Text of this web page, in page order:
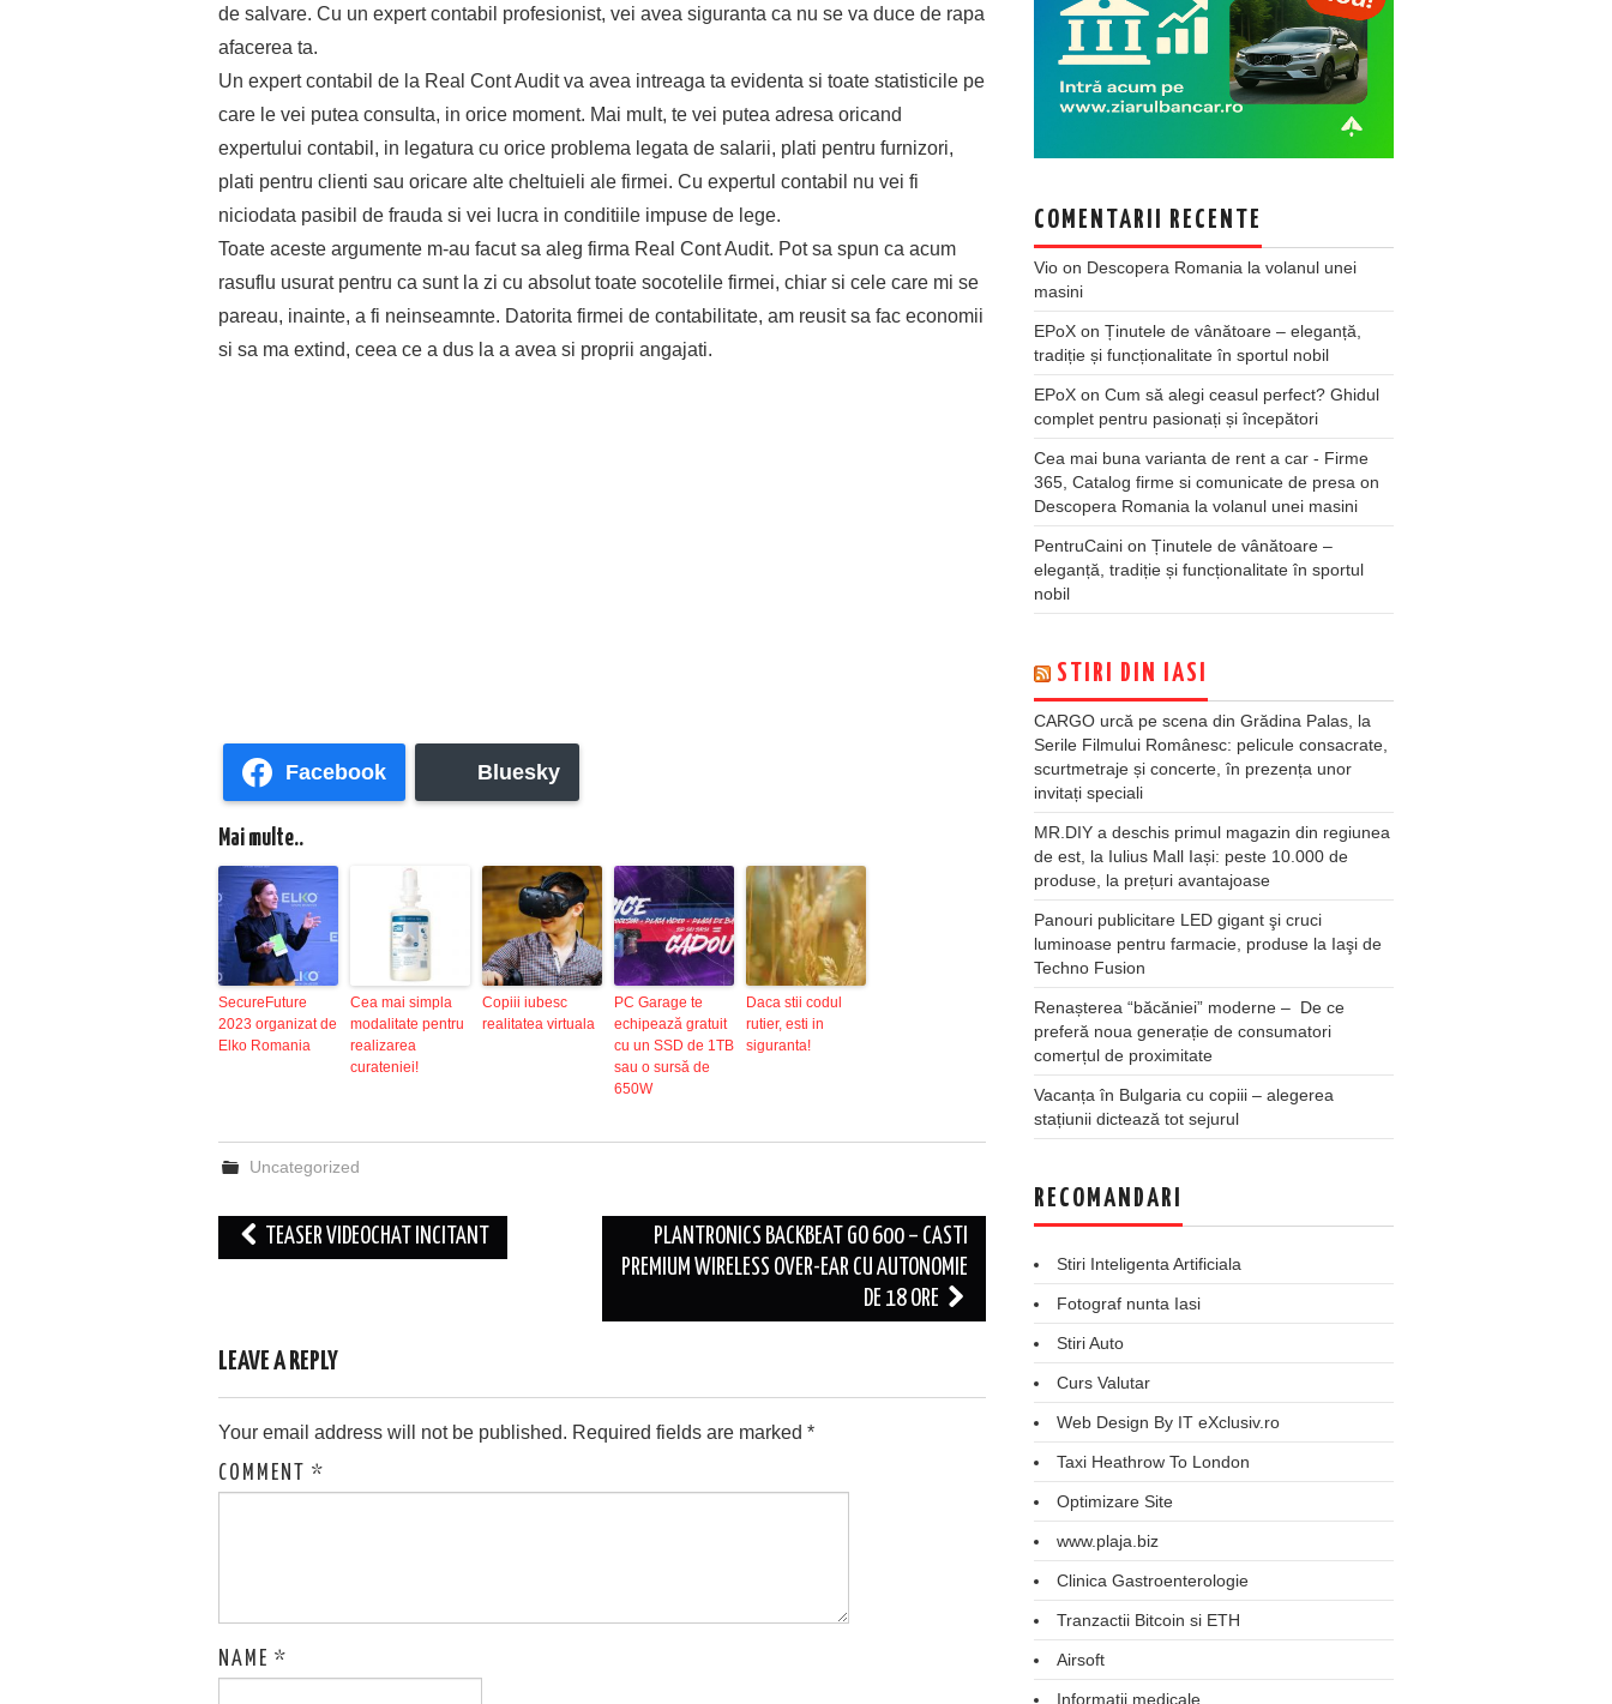
de salvare. Cu un expert contabil profesionist, vei avea siguranta ca nu se va duce de rapa
afacerea ta.
Un expert contabil de la Real Cont Audit va avea intreaga ta evidenta si toate statisticile pe
care le vei putea consulta, in orice moment. Mai mult, te vei putea adresa oricand
expertului contabil, in legatura cu orice problema legata de salarii, plati pentru furnizori,
plati pentru clienti sau oricare alte cheltuieli ale firmei. Cu expertul contabil nu vei fi
niciodata pasibil de frauda si vei lucra in conditiile impuse de lege.
Toate aceste argumente m-au facut sa aleg firma Real Cont Audit. Pot sa spun ca acum
rasuflu usurat pentru ca sunt la zi cu absolut toate socotelile firmei, chiar si cele care mi se
pareau, inainte, a fi neinseamnte. Datorita firmei de contabilitate, am reusit sa fac economii
si sa ma extind, ceea ce a dus la a avea si proprii angajati.
Facebook Bluesky
Mai multe..
SecureFuture
2023 organizat de
Elko Romania
Cea mai simpla
modalitate pentru
realizarea
curateniei!
Copiii iubesc
realitatea virtuala
PC Garage te
echipează gratuit
cu un SSD de 1TB
sau o sursă de
650W
Daca stii codul
rutier, esti in
siguranta!
Uncategorized
Post
navigation
TEASER VIDEOCHAT INCITANT
PLANTRONICS BACKBEAT GO 600 – CASTI
PREMIUM WIRELESS OVER-EAR CU AUTONOMIE
DE 18 ORE
LEAVE A REPLY
Your email address will not be published. Required fields are marked *
COMMENT *
NAME *
COMENTARII RECENTE
Vio on Descopera Romania la volanul unei
masini
EPoX on Ținutele de vânătoare – eleganță,
tradiție și funcționalitate în sportul nobil
EPoX on Cum să alegi ceasul perfect? Ghidul
complet pentru pasionați și începători
Cea mai buna varianta de rent a car - Firme
365, Catalog firme si comunicate de presa on
Descopera Romania la volanul unei masini
PentruCaini on Ținutele de vânătoare –
eleganță, tradiție și funcționalitate în sportul
nobil
STIRI DIN IASI
CARGO urcă pe scena din Grădina Palas, la
Serile Filmului Românesc: pelicule consacrate,
scurtmetraje și concerte, în prezența unor
invitați speciali
MR.DIY a deschis primul magazin din regiunea
de est, la Iulius Mall Iași: peste 10.000 de
produse, la prețuri avantajoase
Panouri publicitare LED gigant şi cruci
luminoase pentru farmacie, produse la Iaşi de
Techno Fusion
Renașterea “băcăniei” moderne – De ce
preferă noua generație de consumatori
comerțul de proximitate
Vacanța în Bulgaria cu copiii – alegerea
stațiunii dictează tot sejurul
RECOMANDARI
Stiri Inteligenta Artificiala
Fotograf nunta Iasi
Stiri Auto
Curs Valutar
Web Design By IT eXclusiv.ro
Taxi Heathrow To London
Optimizare Site
www.plaja.biz
Clinica Gastroenterologie
Tranzactii Bitcoin si ETH
Airsoft
Informatii medicale